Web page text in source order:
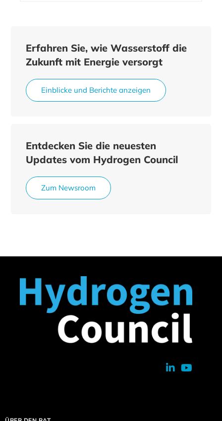
Erfahren Sie, wie Wasserstoff die
Zukunft mit Energie versorgt
Einblicke und Berichte anzeigen
Entdecken Sie die neuesten
Updates vom Hydrogen Council
Zum Newsroom